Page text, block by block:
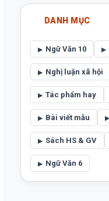
DANH MỤC
Ngữ Văn 10
Nghị luận xã hội
Tác phẩm hay
Bài viết mẫu
Sách HS & GV
Ngữ Văn 6